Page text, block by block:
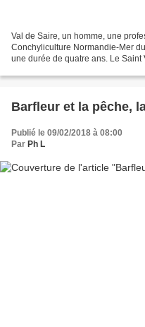
Val de Saire, un homme, une
Conchyliculture Normandie-Mer
une durée de quatre ans. Le Saint
Barfleur et la pêche,
Publié le 09/02/2018 à 08:00
Par Ph L